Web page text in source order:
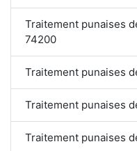
Traitement punaises
74200
Traitement punaises
Traitement punaises
Traitement punaises